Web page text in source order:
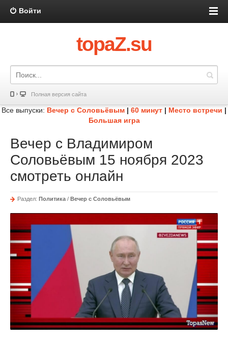
Войти
topaZ.su
Полная версия сайта
Все выпуски: Вечер с Соловьёвым | 60 минут | Место встречи |
Большая игра
Вечер с Владимиром
Соловьёвым 15 ноября 2023
смотреть онлайн
Раздел: Политика / Вечер с Соловьёвым